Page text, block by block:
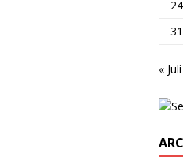
24
31
« Juli